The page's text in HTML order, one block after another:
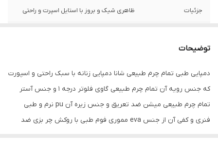
جزئیات ظاهری شیک و بروز با استایل اسپرت و راحتی
توضیحات
دمپایی طبی تمام چرم طبیعی شانا دمپایی زنانه با سبک راحتی و اسپورت
که جنس رویه آن تمام چرم طبیعی گاوی فلوتر درجه 1 و جنس آستر
تمام چرم طبیعی میشن ضد تعریق و جنس زیره آن pu نرم و طبی
فنری و کفی آن از جنس eva مموری فوم طبی با روکش چر بزی ضد